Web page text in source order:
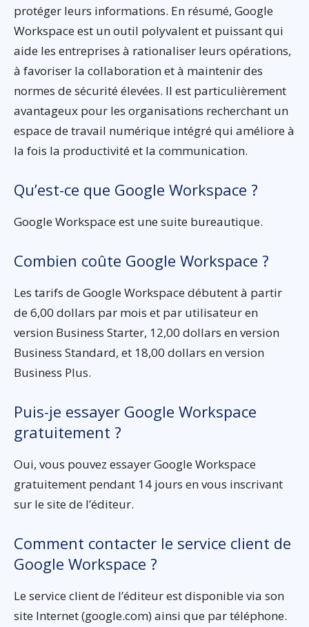
protéger leurs informations. En résumé, Google
Workspace est un outil polyvalent et puissant qui
aide les entreprises à rationaliser leurs opérations,
à favoriser la collaboration et à maintenir des
normes de sécurité élevées. Il est particulièrement
avantageux pour les organisations recherchant un
espace de travail numérique intégré qui améliore à
la fois la productivité et la communication.
Qu’est-ce que Google Workspace ?
Google Workspace est une suite bureautique.
Combien coûte Google Workspace ?
Les tarifs de Google Workspace débutent à partir
de 6,00 dollars par mois et par utilisateur en
version Business Starter, 12,00 dollars en version
Business Standard, et 18,00 dollars en version
Business Plus.
Puis-je essayer Google Workspace
gratuitement ?
Oui, vous pouvez essayer Google Workspace
gratuitement pendant 14 jours en vous inscrivant
sur le site de l’éditeur.
Comment contacter le service client de
Google Workspace ?
Le service client de l’éditeur est disponible via son
site Internet (google.com) ainsi que par téléphone.